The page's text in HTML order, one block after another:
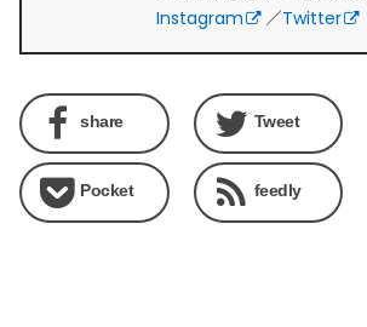
Instagram
／Twitter
share Tweet
Pocket feedly